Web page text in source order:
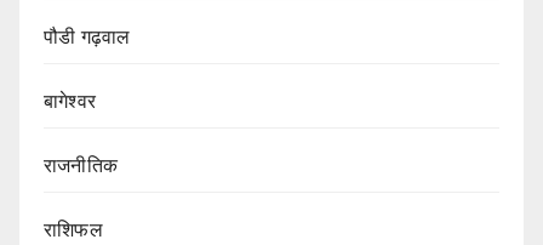
पौडी गढ़वाल
बागेश्वर
राजनीतिक
राशिफल